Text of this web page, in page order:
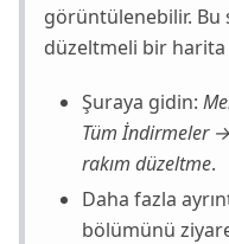
görüntülenebilir. Bu
düzeltmeli bir
Şuraya gidin:
Tüm İndirmeler
rakım düzeltme.
Daha fazla
bölümünü